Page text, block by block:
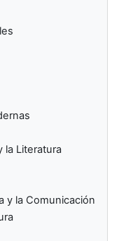
la Literatura
y la Comunicación